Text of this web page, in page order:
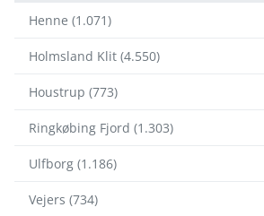
Henne (1.071)
Holmsland Klit (4.550)
Houstrup (773)
Ringkøbing Fjord (1.303)
Ulfborg (1.186)
Vejers (734)